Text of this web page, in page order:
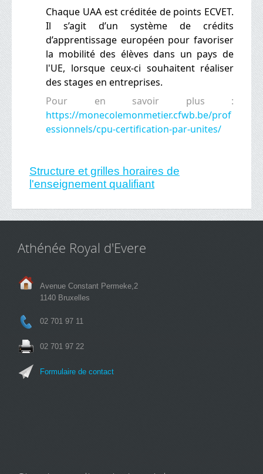
Chaque UAA est créditée de points ECVET.
Il s’agit d’un système de crédits
d’apprentissage européen pour favoriser
la mobilité des élèves dans un pays de
l'UE, lorsque ceux-ci souhaitent réaliser
des stages en entreprises.
Pour en savoir plus :
https://monecolemonmetier.cfwb.be/prof
essionnels/cpu-certification-par-unites/
Structure et grilles horaires de
l'enseignement qualifiant
Athénée Royal d'Evere
Avenue Constant Permeke,2
1140 Bruxelles
02 701 97 11
02 701 97 22
Formulaire de contact